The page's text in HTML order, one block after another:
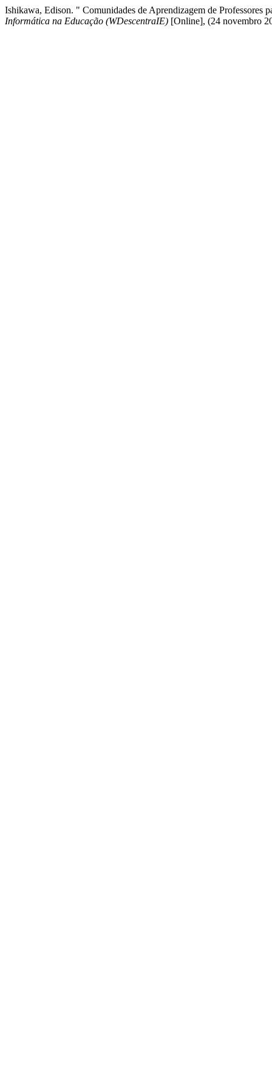
Ishikawa, Edison. " Comunidades de Aprendizagem de Professores
Informática na Educação (WDescentraIE) [Online], (24 novembro